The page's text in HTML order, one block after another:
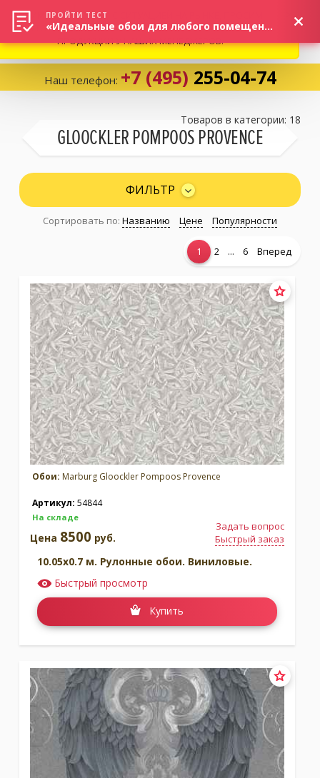
Избранное:0 товаров
Каталог
Личный кабинет
Москва (сменить город)
Заказать обратный звонок
Наш телефон: +7 (495) 255-04-74
GLOOCKLER POMPOOS PROVENCE
Товаров в категории: 18
ФИЛЬТР
Сортировать по: Названию Цене Популярности
1 2 ... 6 Вперед
Обои: Marburg Gloockler Pompoos Provence
Артикул: 54844
На складе
Задать вопрос
Быстрый заказ
Цена 8500 руб.
10.05x0.7 м. Рулонные обои. Виниловые.
Быстрый просмотр
Купить
ВНИМАНИЕ! В СВЯЗИ С СИТУАЦИЕЙ НА РЫНКЕ, ПРОСИМ
УТОЧНЯТЬ АКТУАЛЬНУЮ СТОИМОСТЬ И НАЛИЧИЕ
ПРОДУКЦИИ У НАШИХ МЕНЕДЖЕРОВ.
ПРОЙТИ ТЕСТ
«Идеальные обои для любого помещения!»